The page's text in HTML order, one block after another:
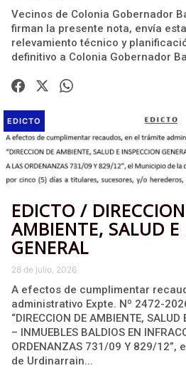
Vecinos de Colonia Gobernador
firman la presente nota, envía
relevamiento técnico y
definitivo a Colonia Gobernador
EDICTO
EDICTO /
AMBIENTE, SALUD E
GENERAL
28 de julio, 2026
A efectos de cumplimentar
administrativo Expte. Nº 2472-
“DIRECCION DE AMBIENTE, SALUD
– INMUEBLES BALDIOS EN
ORDENANZAS 731/09 Y 829/
de Urdinarrain...